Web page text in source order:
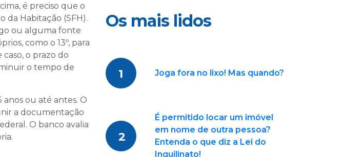
é preciso que o
da Habitação (SFH).
ou alguma fonte
como o 13º, para
o prazo do
o tempo de
ou até antes. O
a documentação
O banco avalia
Os mais lidos
1 Joga fora no lixo! Mas quando?
2
É permitido locar um imóvel
em nome de outra pessoa?
Entenda o que diz a Lei do
Inquilinato!